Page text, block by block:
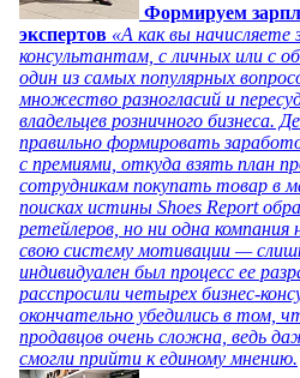
Формируем
экспертов «А как вы начисляете
консультантам, с личных или с
один из самых популярных
множество разногласий и
владельцев розничного бизнеса.
правильно формировать
с премиями, откуда взять план
сотрудникам покупать товар в
поисках истины Shoes Report
ретейлеров, но ни одна компания
свою систему мотивации —
индивидуален был процесс ее
расспросили четырех бизнес-
окончательно убедились в том,
продавцов очень сложна, ведь
смогли прийти к единому мнению.